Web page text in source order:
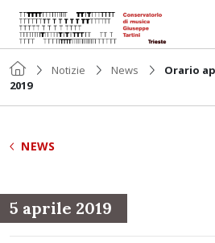
Notizie News
Orario
2019
NEWS
5 aprile 2019